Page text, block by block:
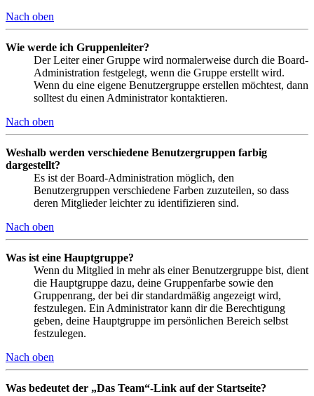
Nach oben
Wie werde ich Gruppenleiter?
Der Leiter einer Gruppe wird normalerweise durch die Board-
Administration festgelegt, wenn die Gruppe erstellt wird.
Wenn du eine eigene Benutzergruppe erstellen möchtest, dann
solltest du einen Administrator kontaktieren.
Nach oben
Weshalb werden verschiedene Benutzergruppen farbig
dargestellt?
Es ist der Board-Administration möglich, den
Benutzergruppen verschiedene Farben zuzuteilen, so dass
deren Mitglieder leichter zu identifizieren sind.
Nach oben
Was ist eine Hauptgruppe?
Wenn du Mitglied in mehr als einer Benutzergruppe bist, dient
die Hauptgruppe dazu, deine Gruppenfarbe sowie den
Gruppenrang, der bei dir standardmäßig angezeigt wird,
festzulegen. Ein Administrator kann dir die Berechtigung
geben, deine Hauptgruppe im persönlichen Bereich selbst
festzulegen.
Nach oben
Was bedeutet der „Das Team“-Link auf der Startseite?